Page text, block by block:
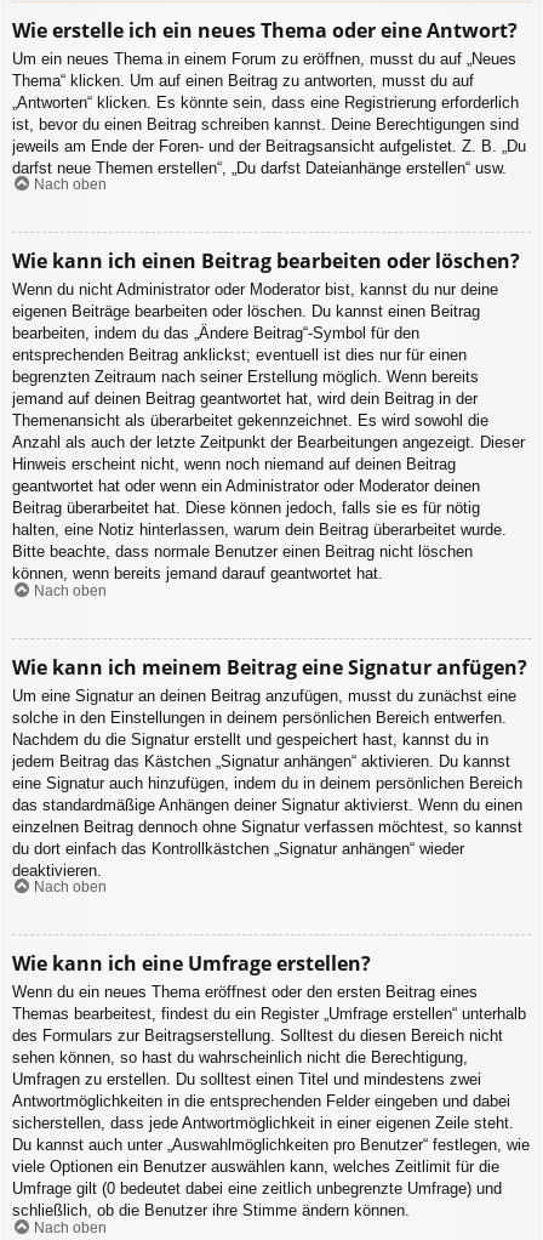
Wie erstelle ich ein neues Thema oder eine Antwort?
Um ein neues Thema in einem Forum zu eröffnen, musst du auf „Neues
Thema“ klicken. Um auf einen Beitrag zu antworten, musst du auf
„Antworten“ klicken. Es könnte sein, dass eine Registrierung erforderlich
ist, bevor du einen Beitrag schreiben kannst. Deine Berechtigungen sind
jeweils am Ende der Foren- und der Beitragsansicht aufgelistet. Z. B. „Du
darfst neue Themen erstellen“, „Du darfst Dateianhänge erstellen“ usw.
Nach oben
Wie kann ich einen Beitrag bearbeiten oder löschen?
Wenn du nicht Administrator oder Moderator bist, kannst du nur deine
eigenen Beiträge bearbeiten oder löschen. Du kannst einen Beitrag
bearbeiten, indem du das „Ändere Beitrag“-Symbol für den
entsprechenden Beitrag anklickst; eventuell ist dies nur für einen
begrenzten Zeitraum nach seiner Erstellung möglich. Wenn bereits
jemand auf deinen Beitrag geantwortet hat, wird dein Beitrag in der
Themenansicht als überarbeitet gekennzeichnet. Es wird sowohl die
Anzahl als auch der letzte Zeitpunkt der Bearbeitungen angezeigt. Dieser
Hinweis erscheint nicht, wenn noch niemand auf deinen Beitrag
geantwortet hat oder wenn ein Administrator oder Moderator deinen
Beitrag überarbeitet hat. Diese können jedoch, falls sie es für nötig
halten, eine Notiz hinterlassen, warum dein Beitrag überarbeitet wurde.
Bitte beachte, dass normale Benutzer einen Beitrag nicht löschen
können, wenn bereits jemand darauf geantwortet hat.
Nach oben
Wie kann ich meinem Beitrag eine Signatur anfügen?
Um eine Signatur an deinen Beitrag anzufügen, musst du zunächst eine
solche in den Einstellungen in deinem persönlichen Bereich entwerfen.
Nachdem du die Signatur erstellt und gespeichert hast, kannst du in
jedem Beitrag das Kästchen „Signatur anhängen“ aktivieren. Du kannst
eine Signatur auch hinzufügen, indem du in deinem persönlichen Bereich
das standardmäßige Anhängen deiner Signatur aktivierst. Wenn du einen
einzelnen Beitrag dennoch ohne Signatur verfassen möchtest, so kannst
du dort einfach das Kontrollkästchen „Signatur anhängen“ wieder
deaktivieren.
Nach oben
Wie kann ich eine Umfrage erstellen?
Wenn du ein neues Thema eröffnest oder den ersten Beitrag eines
Themas bearbeitest, findest du ein Register „Umfrage erstellen“ unterhalb
des Formulars zur Beitragserstellung. Solltest du diesen Bereich nicht
sehen können, so hast du wahrscheinlich nicht die Berechtigung,
Umfragen zu erstellen. Du solltest einen Titel und mindestens zwei
Antwortmöglichkeiten in die entsprechenden Felder eingeben und dabei
sicherstellen, dass jede Antwortmöglichkeit in einer eigenen Zeile steht.
Du kannst auch unter „Auswahlmöglichkeiten pro Benutzer“ festlegen, wie
viele Optionen ein Benutzer auswählen kann, welches Zeitlimit für die
Umfrage gilt (0 bedeutet dabei eine zeitlich unbegrenzte Umfrage) und
schließlich, ob die Benutzer ihre Stimme ändern können.
Nach oben